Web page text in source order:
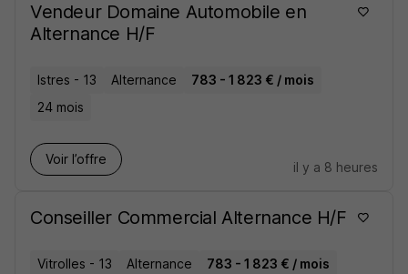
Vendeur Domaine Automobile en
Alternance H/F
Istres - 13 Alternance
783 - 1 823 € / mois
24 mois
Voir l’offre
il y a 8 heures
Conseiller Commercial Alternance H/F
Vitrolles - 13 Alternance
783 - 1 823 € / mois